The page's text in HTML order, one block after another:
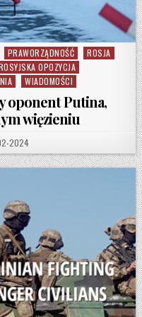
PRAWORZĄDNOŚĆ
ROSJA
OPOZYCJA
WIADOMOŚCI
oponent Putina,
więzieniu
DATE:
2024